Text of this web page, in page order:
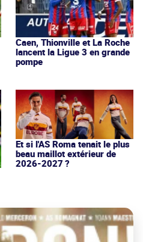
Caen, Thionville et La Roche
lancent la Ligue 3 en grande
pompe
Et si l'AS Roma tenait le plus
beau maillot extérieur de
2026-2027 ?